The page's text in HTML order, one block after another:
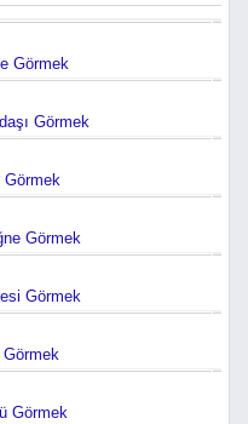
Görmek
Görmek
Görmek
Görmek
Görmek
Görmek
Görmek